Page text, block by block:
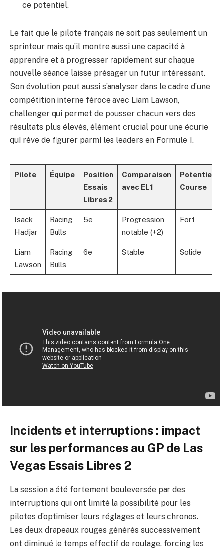
ce potentiel.
Le fait que le pilote français ne soit pas seulement un
sprinteur mais qu’il montre aussi une capacité à
apprendre et à progresser rapidement sur chaque
nouvelle séance laisse présager un futur intéressant.
Son évolution peut aussi s’analyser dans le cadre d’une
compétition interne féroce avec Liam Lawson,
challenger qui permet de pousser chacun vers des
résultats plus élevés, élément crucial pour une écurie
qui rêve de figurer parmi les leaders en Formule 1.
Pilote Équipe
Position
Essais
Libres 2
Comparaison
avec EL1
Potentiel
Course
Isack
Hadjar
Racing
Bulls
5e
Progression
notable (+2)
Fort
Liam
Lawson
Racing
Bulls
6e Stable Solide
Incidents et interruptions : impact
sur les performances au GP de Las
Vegas Essais Libres 2
La session a été fortement bouleversée par des
interruptions qui ont limité la possibilité pour les
pilotes d’optimiser leurs réglages et leurs chronos.
Les deux drapeaux rouges générés successivement
ont diminué le temps effectif de roulage, forcing les